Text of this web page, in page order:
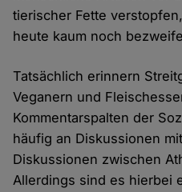
tierischer Fette
heute kaum noch
Tatsächlich erinnern
Veganern und
Kommentarspalten der
häufig an Diskussionen
Diskussionen zwischen
Allerdings sind es hierbei